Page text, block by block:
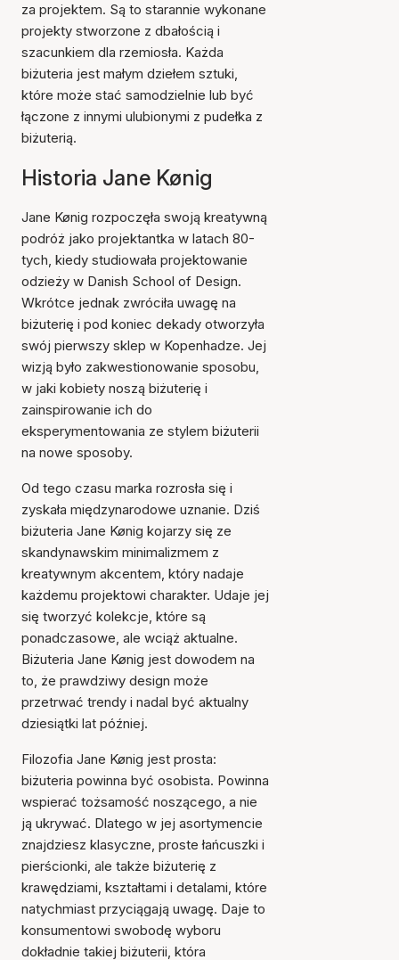
za projektem. Są to starannie wykonane
projekty stworzone z dbałością i
szacunkiem dla rzemiosła. Każda
biżuteria jest małym dziełem sztuki,
które może stać samodzielnie lub być
łączone z innymi ulubionymi z pudełka z
biżuterią.
Historia Jane Kønig
Jane Kønig rozpoczęła swoją kreatywną
podróż jako projektantka w latach 80-
tych, kiedy studiowała projektowanie
odzieży w Danish School of Design.
Wkrótce jednak zwróciła uwagę na
biżuterię i pod koniec dekady otworzyła
swój pierwszy sklep w Kopenhadze. Jej
wizją było zakwestionowanie sposobu,
w jaki kobiety noszą biżuterię i
zainspirowanie ich do
eksperymentowania ze stylem biżuterii
na nowe sposoby.
Od tego czasu marka rozrosła się i
zyskała międzynarodowe uznanie. Dziś
biżuteria Jane Kønig kojarzy się ze
skandynawskim minimalizmem z
kreatywnym akcentem, który nadaje
każdemu projektowi charakter. Udaje jej
się tworzyć kolekcje, które są
ponadczasowe, ale wciąż aktualne.
Biżuteria Jane Kønig jest dowodem na
to, że prawdziwy design może
przetrwać trendy i nadal być aktualny
dziesiątki lat później.
Filozofia Jane Kønig jest prosta:
biżuteria powinna być osobista. Powinna
wspierać tożsamość noszącego, a nie
ją ukrywać. Dlatego w jej asortymencie
znajdziesz klasyczne, proste łańcuszki i
pierścionki, ale także biżuterię z
krawędziami, kształtami i detalami, które
natychmiast przyciągają uwagę. Daje to
konsumentowi swobodę wyboru
dokładnie takiej biżuterii, która